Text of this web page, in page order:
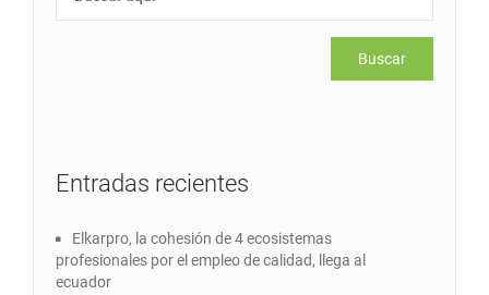
Entradas recientes
Elkarpro, la cohesión de 4 ecosistemas
profesionales por el empleo de calidad, llega al
ecuador